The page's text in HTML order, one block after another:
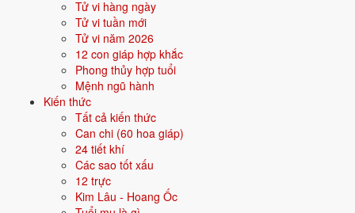
Tử vi hàng ngày
Tử vi tuần mới
Tử vi năm 2026
12 con giáp hợp khắc
Phong thủy hợp tuổi
Mệnh ngũ hành
Kiến thức
Tất cả kiến thức
Can chi (60 hoa giáp)
24 tiết khí
Các sao tốt xấu
12 trực
Kim Lâu - Hoang Ốc
Đặt tên cho người sinh năm 1997 mệnh Thủy
Khi đặt tên cho người sinh năm
bộ chữ Hán thuộc hành bản mệnh hoặc hành tương sinh; tránh bộ chữ
thuộc hành tương khắc. Dưới đây là gợi ý cho
👧 Nữ
Gợi ý tên đẹp cho Nam mệnh Thủy:
Giang Long Quang Hải
Sinh năm 1997 hợp gì - kỵ gì